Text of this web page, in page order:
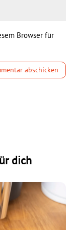
Browser für
abschicken
dich